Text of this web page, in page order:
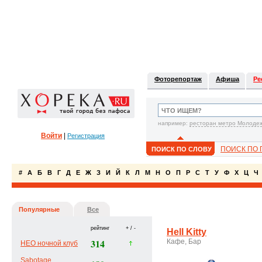
Войти Регистрация
Фоторепортаж Афиша
например: ресторан метро
ПОИСК ПО СЛОВУ ПОИСК ПО
# А Б В Г Д Е Ж З И Й К Л М Н О П Р С Т У Ф Х Ц Ч
Популярные Все
рейтинг + / -
НЕО ночной клуб 314
Sabotage
Hell Kitty
Кафе, Бар